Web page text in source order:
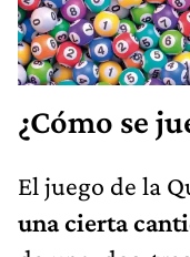
¿Cómo se
El juego de la
una cierta